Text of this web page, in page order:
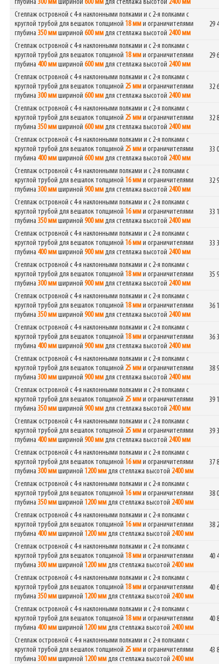
глубина 300 мм шириной 600 мм для стеллажа высотой 2400 мм
Стеллаж островной с 4-я наклонными полками и с 2-я полками с
круглой трубой для вешалок толщиной 18 мми ограничителями
глубина 350 ммшириной 600 ммдля стеллажа высотой 2400 мм
29
Стеллаж островной с 4-я наклонными полками и с 2-я полками с
круглой трубой для вешалок толщиной 18 мми ограничителями
глубина 400 ммшириной 600 ммдля стеллажа высотой 2400 мм
29
Стеллаж островной с 4-я наклонными полками и с 2-я полками с
круглой трубой для вешалок толщиной 25 мми ограничителями
глубина 300 ммшириной 600 ммдля стеллажа высотой 2400 мм
32
Стеллаж островной с 4-я наклонными полками и с 2-я полками с
круглой трубой для вешалок толщиной 25 мми ограничителями
глубина 350 ммшириной 600 ммдля стеллажа высотой 2400 мм
32
Стеллаж островной с 4-я наклонными полками и с 2-я полками с
круглой трубой для вешалок толщиной 25 мми ограничителями
глубина 400 ммшириной 600 ммдля стеллажа высотой 2400 мм
33
Стеллаж островной с 4-я наклонными полками и с 2-я полками с
круглой трубой для вешалок толщиной 16 мми ограничителями
глубина 300 ммшириной 900 ммдля стеллажа высотой 2400 мм
32
Стеллаж островной с 4-я наклонными полками и с 2-я полками с
круглой трубой для вешалок толщиной 16 мми ограничителями
глубина 350 ммшириной 900 ммдля стеллажа высотой 2400 мм
33
Стеллаж островной с 4-я наклонными полками и с 2-я полками с
круглой трубой для вешалок толщиной 16 мми ограничителями
глубина 400 ммшириной 900 ммдля стеллажа высотой 2400 мм
33
Стеллаж островной с 4-я наклонными полками и с 2-я полками с
круглой трубой для вешалок толщиной 18 мми ограничителями
глубина 300 ммшириной 900 ммдля стеллажа высотой 2400 мм
35
Стеллаж островной с 4-я наклонными полками и с 2-я полками с
круглой трубой для вешалок толщиной 18 мми ограничителями
глубина 350 ммшириной 900 ммдля стеллажа высотой 2400 мм
36
Стеллаж островной с 4-я наклонными полками и с 2-я полками с
круглой трубой для вешалок толщиной 18 мми ограничителями
глубина 400 ммшириной 900 ммдля стеллажа высотой 2400 мм
36
Стеллаж островной с 4-я наклонными полками и с 2-я полками с
круглой трубой для вешалок толщиной 25 мми ограничителями
глубина 300 ммшириной 900 ммдля стеллажа высотой 2400 мм
38
Стеллаж островной с 4-я наклонными полками и с 2-я полками с
круглой трубой для вешалок толщиной 25 мми ограничителями
глубина 350 ммшириной 900 ммдля стеллажа высотой 2400 мм
39
Стеллаж островной с 4-я наклонными полками и с 2-я полками с
круглой трубой для вешалок толщиной 25 мми ограничителями
глубина 400 ммшириной 900 ммдля стеллажа высотой 2400 мм
39
Стеллаж островной с 4-я наклонными полками и с 2-я полками с
круглой трубой для вешалок толщиной 16 мми ограничителями
глубина 300 ммшириной 1200 ммдля стеллажа высотой 2400 мм
37
Стеллаж островной с 4-я наклонными полками и с 2-я полками с
круглой трубой для вешалок толщиной 16 мми ограничителями
глубина 350 ммшириной 1200 ммдля стеллажа высотой 2400 мм
38
Стеллаж островной с 4-я наклонными полками и с 2-я полками с
круглой трубой для вешалок толщиной 16 мми ограничителями
глубина 400 ммшириной 1200 ммдля стеллажа высотой 2400 мм
38
Стеллаж островной с 4-я наклонными полками и с 2-я полками с
круглой трубой для вешалок толщиной 18 мми ограничителями
глубина 300 ммшириной 1200 ммдля стеллажа высотой 2400 мм
40
Стеллаж островной с 4-я наклонными полками и с 2-я полками с
круглой трубой для вешалок толщиной 18 мми ограничителями
глубина 350 ммшириной 1200 ммдля стеллажа высотой 2400 мм
40
Стеллаж островной с 4-я наклонными полками и с 2-я полками с
круглой трубой для вешалок толщиной 18 мми ограничителями
глубина 400 ммшириной 1200 ммдля стеллажа высотой 2400 мм
40
Стеллаж островной с 4-я наклонными полками и с 2-я полками с
круглой трубой для вешалок толщиной 25 мми ограничителями
глубина 300 ммшириной 1200 ммдля стеллажа высотой 2400 мм
43